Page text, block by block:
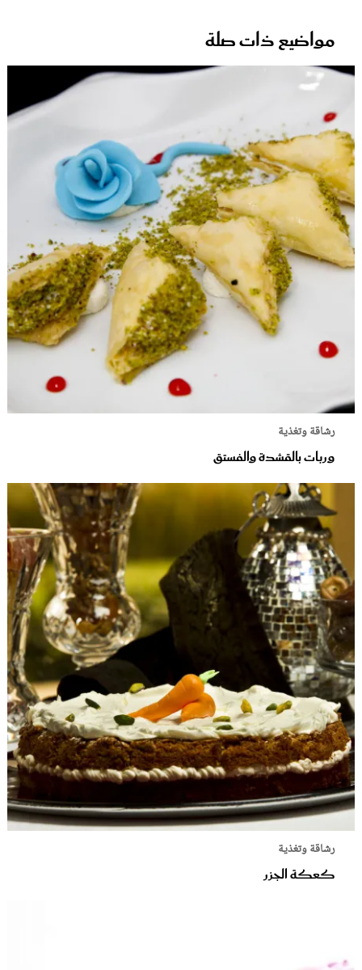
مواضيع ذات صلة
رشاقة وتغذية
وربات بالقشدة والفستق
رشاقة وتغذية
كعكة الجزر